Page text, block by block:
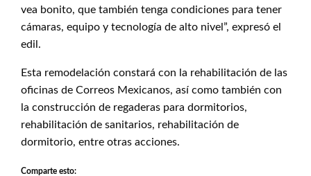
vea bonito, que también tenga condiciones para tener
cámaras, equipo y tecnología de alto nivel”, expresó el
edil.
Esta remodelación constará con la rehabilitación de las
oficinas de Correos Mexicanos, así como también con
la construcción de regaderas para dormitorios,
rehabilitación de sanitarios, rehabilitación de
dormitorio, entre otras acciones.
Comparte esto: